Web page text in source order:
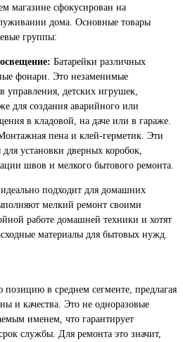
магазине сфокусирован на
дома. Основные товары
группы:
Батарейки различных
фонари. Это незаменимые
управления, детских игрушек,
для создания аварийного или
в кладовой, на даче или в гараже.
пена и клей-герметик. Эти
установки дверных коробок,
швов и мелкого бытового ремонта.
подходит для домашних
мелкий ремонт своими
работе домашней техники и хотят
материалы для бытовых нужд.
в среднем сегменте, предлагая
и качества. Это не одноразовые
именем, что гарантирует
службы. Для ремонта это значит,